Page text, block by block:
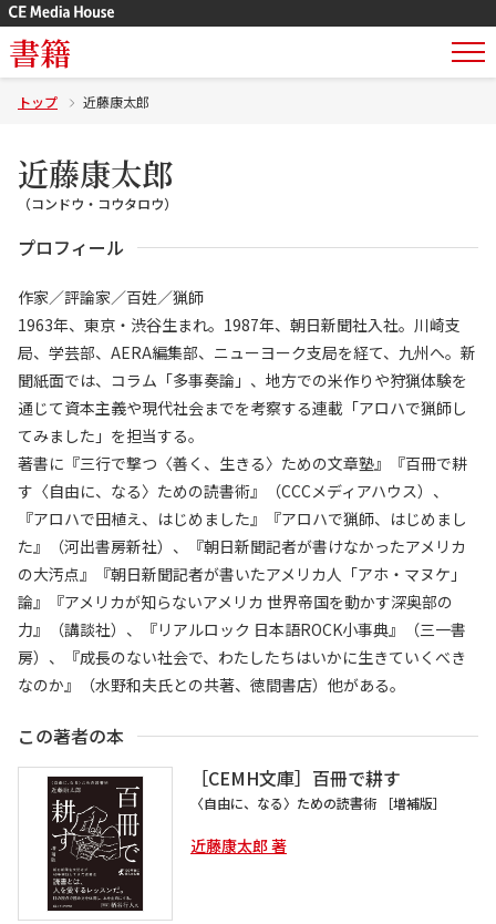
書籍
トップ 近藤康太郎
近藤康太郎
（コンドウ・コウタロウ）
プロフィール
作家／評論家／百姓／猟師
1963年、東京・渋谷生まれ。1987年、朝日新聞社入社。川崎支
局、学芸部、AERA編集部、ニューヨーク支局を経て、九州へ。新
聞紙面では、コラム「多事奏論」、地方での米作りや狩猟体験を
通じて資本主義や現代社会までを考察する連載「アロハで猟師し
てみました」を担当する。
著書に『三行で撃つ〈善く、生きる〉ための文章塾』『百冊で耕
す〈自由に、なる〉ための読書術』（CCCメディアハウス）、
『アロハで田植え、はじめました』『アロハで猟師、はじめまし
た』（河出書房新社）、『朝日新聞記者が書けなかったアメリカ
の大汚点』『朝日新聞記者が書いたアメリカ人「アホ・マヌケ」
論』『アメリカが知らないアメリカ 世界帝国を動かす深奥部の
力』（講談社）、『リアルロック 日本語ROCK小事典』（三一書
房）、『成長のない社会で、わたしたちはいかに生きていくべき
なのか』（水野和夫氏との共著、徳間書店）他がある。
この著者の本
［CEMH文庫］百冊で耕す
〈自由に、なる〉ための読書術 ［増補版］
近藤康太郎 著